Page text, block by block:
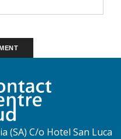
(SA) C/o Hotel San Luca